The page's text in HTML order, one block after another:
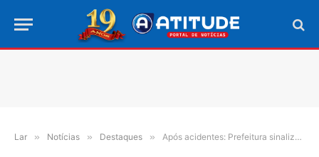
Lar » Notícias » Destaques » Após acidentes: Prefeitura sinaliza trecho da Avenida S-15